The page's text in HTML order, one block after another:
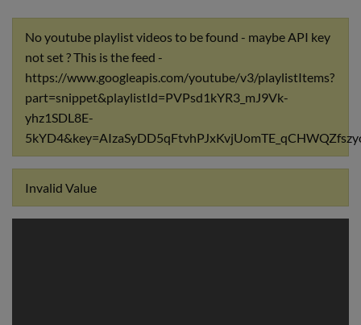
No youtube playlist videos to be found - maybe API key
not set ? This is the feed -
https://www.googleapis.com/youtube/v3/playlistItems?
part=snippet&playlistId=PVPsd1kYR3_mJ9Vk-
yhz1SDL8E-
Invalid Value